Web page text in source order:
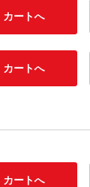
カートへ
カートへ
カートへ